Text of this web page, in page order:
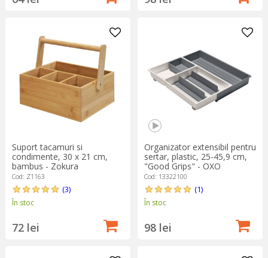
Suport tacamuri si
condimente, 30 x 21 cm,
bambus - Zokura
Cod: Z1163
(3)
În stoc
72 lei
Organizator extensibil pentru
sertar, plastic, 25-45,9 cm,
"Good Grips" - OXO
Cod: 13322100
(1)
În stoc
98 lei